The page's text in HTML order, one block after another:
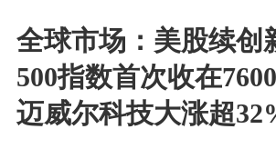
全球市场：美股续创
500指数首次收在
迈威尔科技大涨超